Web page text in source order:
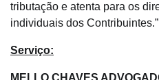
tributação e atenta para os
individuais dos Contribuintes.”
Serviço:
MELLO CHAVES